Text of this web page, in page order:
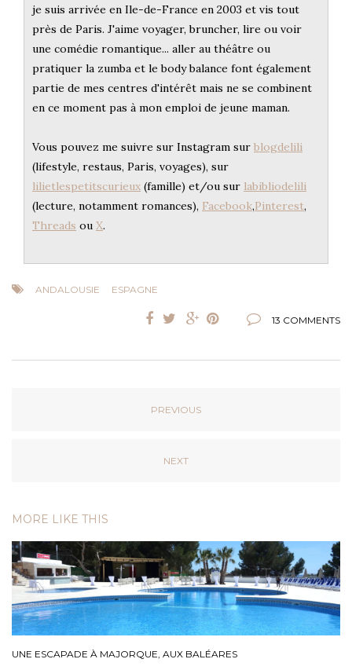
je suis arrivée en Ile-de-France en 2003 et vis tout
près de Paris. J'aime voyager, bruncher, lire ou voir
une comédie romantique... aller au théâtre ou
pratiquer la zumba et le body balance font également
partie de mes centres d'intérêt mais ne se combinent
en ce moment pas à mon emploi de jeune maman.
Vous pouvez me suivre sur Instagram sur blogdelili
(lifestyle, restaus, Paris, voyages), sur
lilietlespetitscurieux (famille) et/ou sur labibliodelili
(lecture, notamment romances), Facebook,Pinterest,
Threads ou X.
ANDALOUSIE ESPAGNE
13 COMMENTS
PREVIOUS
NEXT
MORE LIKE THIS
UNE ESCAPADE À MAJORQUE, AUX BALÉARES